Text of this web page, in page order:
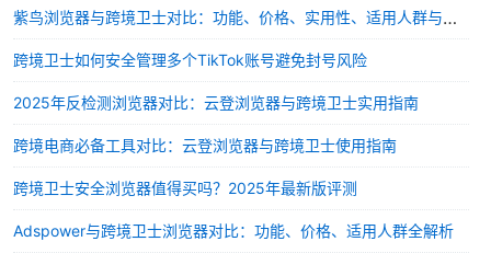
紫鸟浏览器与跨境卫士对比：功能、价格、实用性、适用人群与售后深度解析
跨境卫士如何安全管理多个TikTok账号避免封号风险
2025年反检测浏览器对比：云登浏览器与跨境卫士实用指南
跨境电商必备工具对比：云登浏览器与跨境卫士使用指南
跨境卫士安全浏览器值得买吗？2025年最新版评测
Adspower与跨境卫士浏览器对比：功能、价格、适用人群全解析